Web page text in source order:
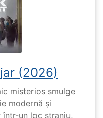
(2026)
misterios smulge
modernă și
un loc straniu,